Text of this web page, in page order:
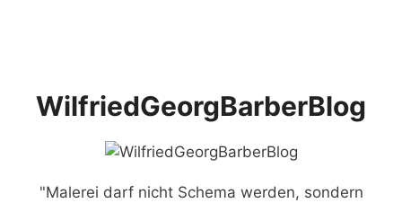
WilfriedGeorgBarberBlog
"Malerei darf nicht Schema werden, sondern